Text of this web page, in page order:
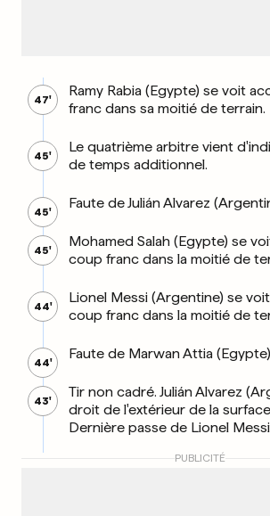
47'
Ramy Rabia (Egypte) se voit
franc dans sa moitié de terrain.
45'
Le quatrième arbitre vient
de temps additionnel.
45'
Faute de Julián Alvarez
45'
Mohamed Salah (Egypte) se
coup franc dans la moitié de
44'
Lionel Messi (Argentine) se
coup franc dans la moitié de
44'
Faute de Marwan Attia
43'
Tir non cadré. Julián Alvarez
droit de l'extérieur de la
Dernière passe de Lionel
PUBLICITÉ